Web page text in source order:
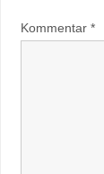
Kommentar *